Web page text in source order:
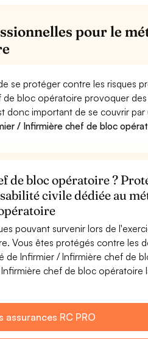
pour le
se protéger contre les risques
bloc opératoire provoquer
donc important de se couvrir
/ Infirmière chef de bloc
bloc opératoire ?
civile dédiée au
pouvant survenir lors de
Vous êtes protégés contre les
de Infirmier / Infirmière chef de
chef de bloc opératoire
assurances RC PRO